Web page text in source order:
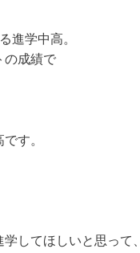
進学中高。
の成績で
す。
してほしいと思って、